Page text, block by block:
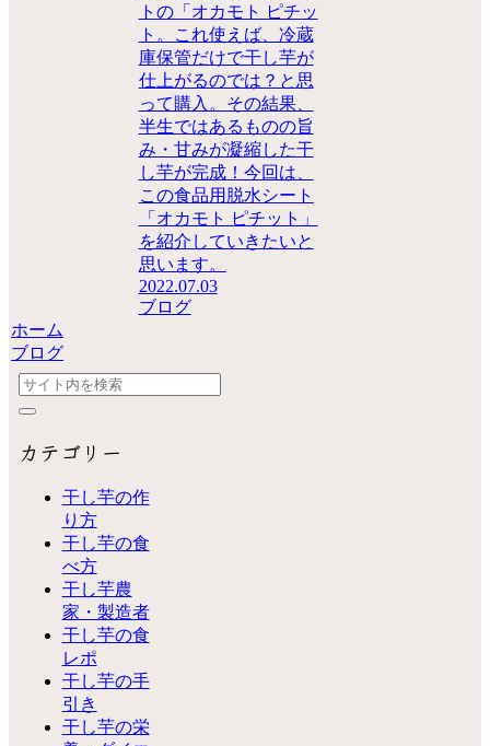
トの「オカモト ピチッ
ト。これ使えば、冷蔵
庫保管だけで干し芋が
仕上がるのでは？と思
って購入。その結果、
半生ではあるものの旨
み・甘みが凝縮した干
し芋が完成！今回は、
この食品用脱水シート
「オカモト ピチット」
を紹介していきたいと
思います。
2022.07.03
ブログ
ホーム
ブログ
カテゴリー
干し芋の作
り方
干し芋の食
べ方
干し芋農
家・製造者
干し芋の食
レポ
干し芋の手
引き
干し芋の栄